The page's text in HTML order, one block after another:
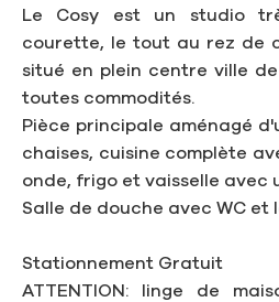
Le Cosy est un studio
courette, le tout au rez de
situé en plein centre ville
toutes commodités.
Pièce principale aménagé
chaises, cuisine complète
onde, frigo et vaisselle avec
Salle de douche avec WC et
Stationnement Gratuit
ATTENTION: linge de